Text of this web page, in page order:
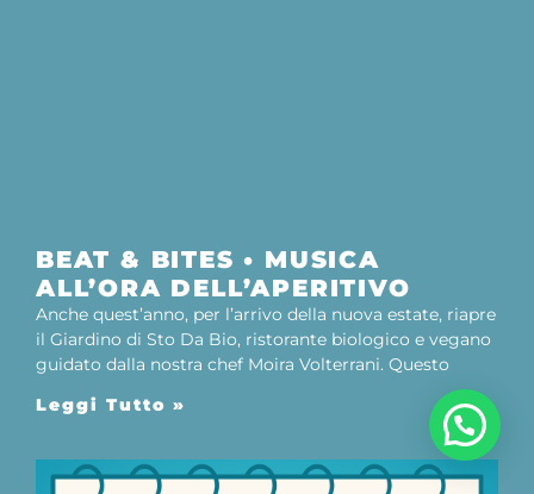
BEAT & BITES • MUSICA
ALL’ORA DELL’APERITIVO
Anche quest’anno, per l’arrivo della nuova estate, riapre
il Giardino di Sto Da Bio, ristorante biologico e vegano
guidato dalla nostra chef Moira Volterrani. Questo
Leggi Tutto »